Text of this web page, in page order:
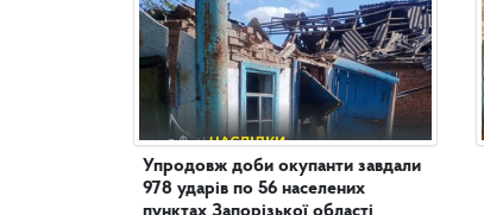
Упродовж доби окупанти завдали
978 ударів по 56 населених